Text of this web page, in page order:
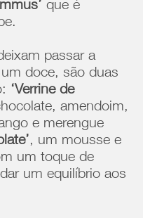
que é
passar a
doce, são duas
‘Verrine de
amendoim,
e merengue
, um mousse e
um toque de
um equilíbrio aos